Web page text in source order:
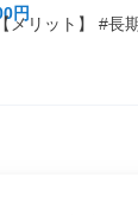
円
メリット】 #長